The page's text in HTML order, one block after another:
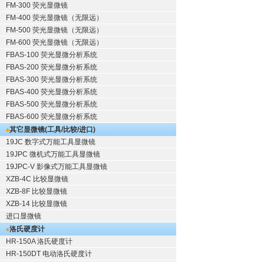
FM-300 荧光显微镜
FM-400 荧光显微镜（无限远）
FM-500 荧光显微镜（无限远）
FM-600 荧光显微镜（无限远）
FBAS-100 荧光显微分析系统
FBAS-200 荧光显微分析系统
FBAS-300 荧光显微分析系统
FBAS-400 荧光显微分析系统
FBAS-500 荧光显微分析系统
FBAS-600 荧光显微分析系统
其它显微镜(工具/比较/进口)
19JC 数字式万能工具显微镜
19JPC 微机式万能工具显微镜
19JPC-V 影像式万能工具显微镜
XZB-4C 比较显微镜
XZB-8F 比较显微镜
XZB-14 比较显微镜
进口显微镜
洛氏硬度计
HR-150A 洛氏硬度计
HR-150DT 电动洛氏硬度计